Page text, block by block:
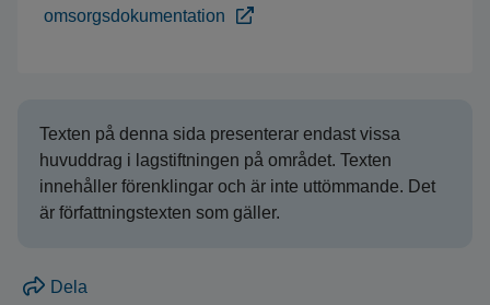
omsorgsdokumentation
Texten på denna sida presenterar endast vissa
huvuddrag i lagstiftningen på området. Texten
innehåller förenklingar och är inte uttömmande. Det
är författningstexten som gäller.
Dela